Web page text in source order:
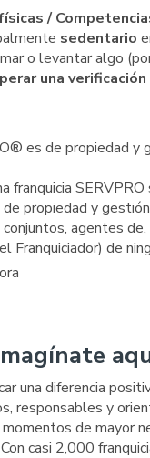
/
sedentario
o levantar algo
una
es de propiedad y
franquicia
de propiedad y
agentes
Franquiciador) de
una diferencia
responsables y
de mayor
casi 2,000